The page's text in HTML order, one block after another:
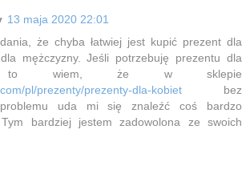
13 maja 2020 22:01
że chyba łatwiej jest kupić prezent dla
mężczyzny. Jeśli potrzebuję prezentu dla
to wiem, że w sklepie
pl/prezenty/prezenty-dla-kobiet bez
problemu uda mi się znaleźć coś bardzo
bardziej jestem zadowolona ze swoich